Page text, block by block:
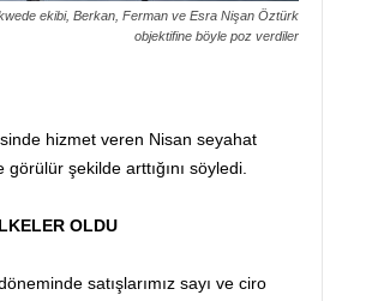
ekibi, Berkan, Ferman ve Esra Nişan Öztürk
objektifine böyle poz verdiler
hizmet veren Nisan seyahat
şekilde arttığını söyledi.
OLDU
satışlarımız sayı ve ciro